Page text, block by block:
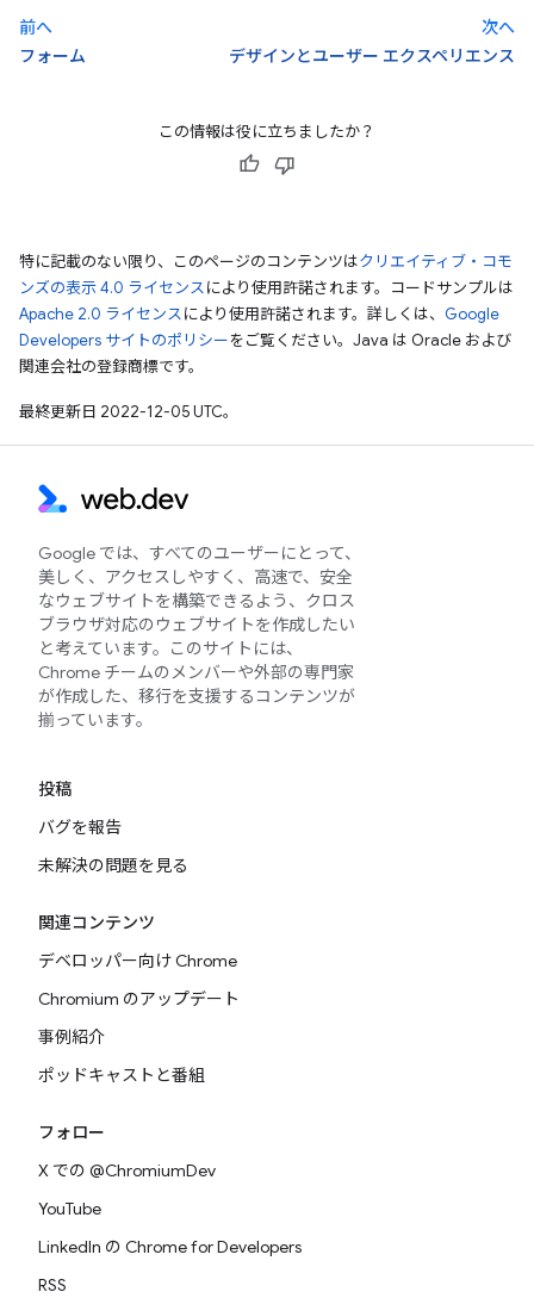
前へ
フォーム
次へ
デザインとユーザー エクスペリエンス
この情報は役に立ちましたか？
特に記載のない限り、このページのコンテンツはクリエイティブ・コモ
ンズの表示 4.0 ライセンスにより使用許諾されます。コードサンプルは
Apache 2.0 ライセンスにより使用許諾されます。詳しくは、 Google
Developers サイトのポリシーをご覧ください。Java は Oracle および
関連会社の登録商標です。
最終更新日 2022-12-05 UTC。
Google では、すべてのユーザーにとって、
美しく、アクセスしやすく、高速で、安全
なウェブサイトを構築できるよう、クロス
ブラウザ対応のウェブサイトを作成したい
と考えています。このサイトには、
Chrome チームのメンバーや外部の専門家
が作成した、移行を支援するコンテンツが
揃っています。
投稿
バグを報告
未解決の問題を見る
関連コンテンツ
デベロッパー向け Chrome
Chromium のアップデート
事例紹介
ポッドキャストと番組
フォロー
X での @ChromiumDev
YouTube
LinkedIn の Chrome for Developers
RSS